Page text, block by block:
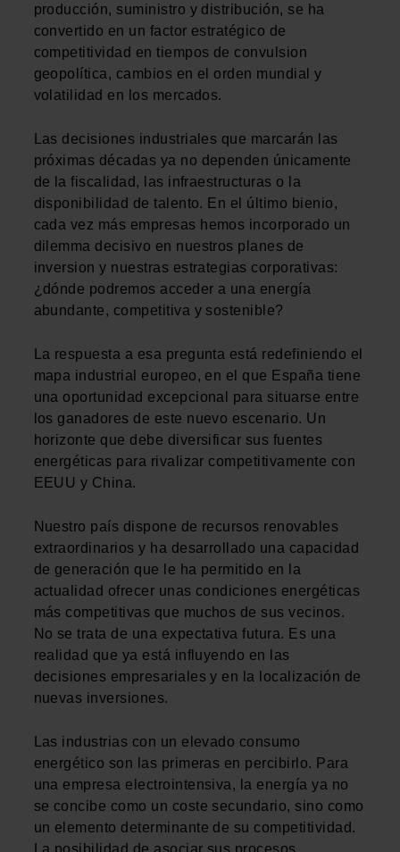
producción, suministro y distribución, se ha
convertido en un factor estratégico de
competitividad en tiempos de convulsion
geopolítica, cambios en el orden mundial y
volatilidad en los mercados.
Las decisiones industriales que marcarán las
próximas décadas ya no dependen únicamente
de la fiscalidad, las infraestructuras o la
disponibilidad de talento. En el último bienio,
cada vez más empresas hemos incorporado un
dilemma decisivo en nuestros planes de
inversion y nuestras estrategias corporativas:
¿dónde podremos acceder a una energía
abundante, competitiva y sostenible?
La respuesta a esa pregunta está redefiniendo el
mapa industrial europeo, en el que España tiene
una oportunidad excepcional para situarse entre
los ganadores de este nuevo escenario. Un
horizonte que debe diversificar sus fuentes
energéticas para rivalizar competitivamente con
EEUU y China.
Nuestro país dispone de recursos renovables
extraordinarios y ha desarrollado una capacidad
de generación que le ha permitido en la
actualidad ofrecer unas condiciones energéticas
más competitivas que muchos de sus vecinos.
No se trata de una expectativa futura. Es una
realidad que ya está influyendo en las
decisiones empresariales y en la localización de
nuevas inversiones.
Las industrias con un elevado consumo
energético son las primeras en percibirlo. Para
una empresa electrointensiva, la energía ya no
se concibe como un coste secundario, sino como
un elemento determinante de su competitividad.
La posibilidad de asociar sus procesos